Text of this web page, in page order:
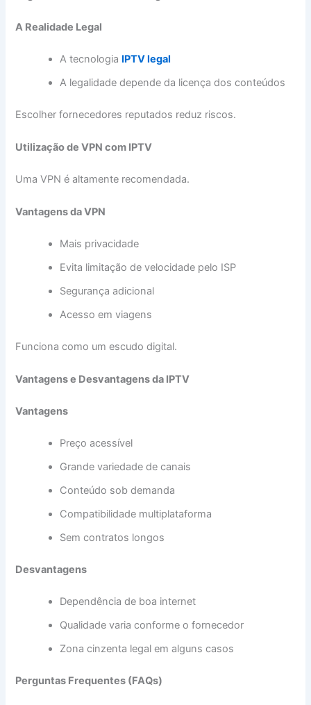
A Realidade Legal
A tecnologia IPTV legal
A legalidade depende da licença dos conteúdos
Escolher fornecedores reputados reduz riscos.
Utilização de VPN com IPTV
Uma VPN é altamente recomendada.
Vantagens da VPN
Mais privacidade
Evita limitação de velocidade pelo ISP
Segurança adicional
Acesso em viagens
Funciona como um escudo digital.
Vantagens e Desvantagens da IPTV
Vantagens
Preço acessível
Grande variedade de canais
Conteúdo sob demanda
Compatibilidade multiplataforma
Sem contratos longos
Desvantagens
Dependência de boa internet
Qualidade varia conforme o fornecedor
Zona cinzenta legal em alguns casos
Perguntas Frequentes (FAQs)